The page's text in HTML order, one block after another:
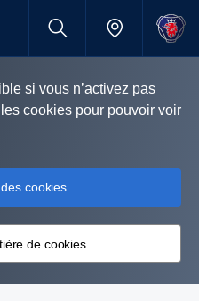
si vous n’activez pas
cookies pour pouvoir voir
cookies
de cookies